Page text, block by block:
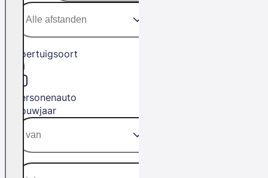
Voertuigsoort
Personenauto
Bouwjaar